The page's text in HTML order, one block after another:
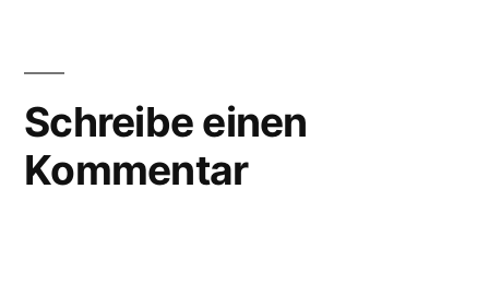
Schreibe einen
Kommentar